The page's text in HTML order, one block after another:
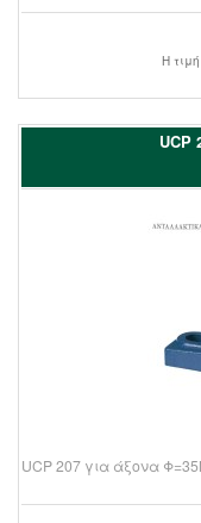
Η
UCΡ
UCP 207 για άξονα